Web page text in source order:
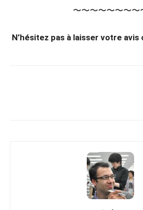
〜〜〜〜〜〜〜〜
N’hésitez pas à laisser votre avis